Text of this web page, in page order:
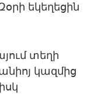
եկեղեցին
տեղի
կազմից